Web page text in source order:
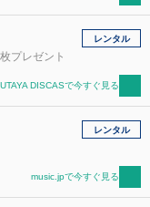
プレゼント
レンタル
DISCASで今すぐ見る
レンタル
music.jpで今すぐ見る